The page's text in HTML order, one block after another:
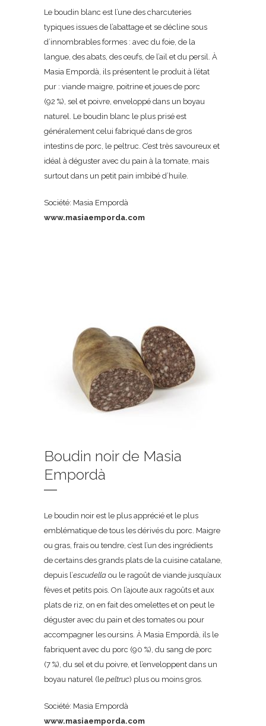
Le boudin blanc est l’une des charcuteries
typiques issues de l’abattage et se décline sous
d’innombrables formes : avec du foie, de la
langue, des abats, des œufs, de l’ail et du persil. À
Masia Empordà, ils présentent le produit à l’état
pur : viande maigre, poitrine et joues de porc
(92 %), sel et poivre, enveloppé dans un boyau
naturel. Le boudin blanc le plus prisé est
généralement celui fabriqué dans de gros
intestins de porc, le peltruc. C’est très savoureux et
idéal à déguster avec du pain à la tomate, mais
surtout dans un petit pain imbibé d’huile.
Société: Masia Empordà
www.masiaemporda.com
Boudin noir de Masia
Empordà
Le boudin noir est le plus apprécié et le plus
emblématique de tous les dérivés du porc. Maigre
ou gras, frais ou tendre, c’est l’un des ingrédients
de certains des grands plats de la cuisine catalane,
depuis l’escudella ou le ragoût de viande jusqu’aux
fèves et petits pois. On l’ajoute aux ragoûts et aux
plats de riz, on en fait des omelettes et on peut le
déguster avec du pain et des tomates ou pour
accompagner les oursins. À Masia Empordà, ils le
fabriquent avec du porc (90 %), du sang de porc
(7 %), du sel et du poivre, et l’enveloppent dans un
boyau naturel (le peltruc) plus ou moins gros.
Société: Masia Empordà
www.masiaemporda.com